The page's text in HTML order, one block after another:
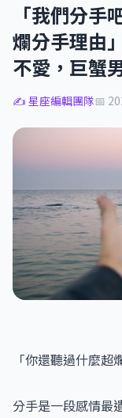
「我們分
爛分手理由
不愛，巨蟹
✍️ 星座編輯團隊📅
「你還聽過什麼超
分手是一段感情最